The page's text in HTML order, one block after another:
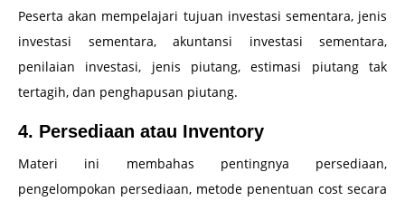
Peserta akan mempelajari tujuan investasi sementara, jenis
investasi sementara, akuntansi investasi sementara,
penilaian investasi, jenis piutang, estimasi piutang tak
tertagih, dan penghapusan piutang.
4. Persediaan atau Inventory
Materi ini membahas pentingnya persediaan,
pengelompokan persediaan, metode penentuan cost secara